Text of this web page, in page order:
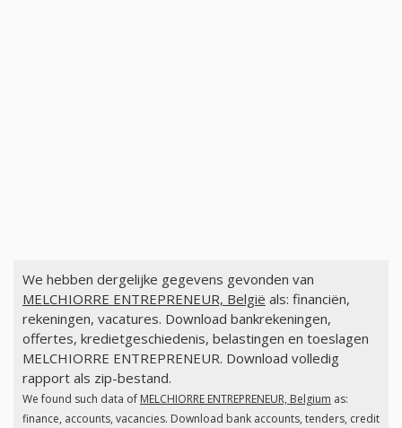
We hebben dergelijke gegevens gevonden van
MELCHIORRE ENTREPRENEUR, België als: financiën,
rekeningen, vacatures. Download bankrekeningen,
offertes, kredietgeschiedenis, belastingen en toeslagen
MELCHIORRE ENTREPRENEUR. Download volledig
rapport als zip-bestand.
We found such data of MELCHIORRE ENTREPRENEUR, Belgium as:
finance, accounts, vacancies. Download bank accounts, tenders, credit